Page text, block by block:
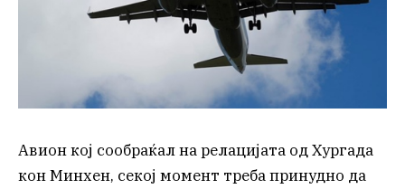
Авион кој сообраќал на релацијата од Хургада
кон Минхен, секој момент треба принудно да